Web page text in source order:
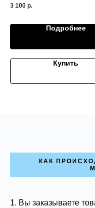
3 100 р.
Подробнее
Купить
КАК
1. Вы заказываете